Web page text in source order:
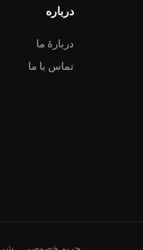
درباره
دربارهٔ ما
تماس با ما